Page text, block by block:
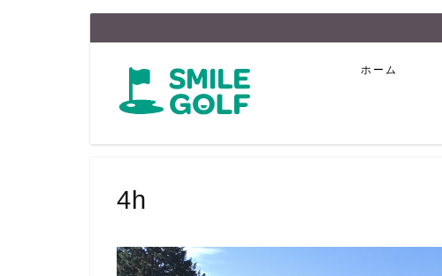
ホーム
4h